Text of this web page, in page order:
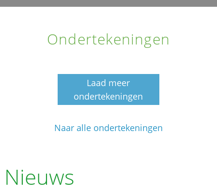
Ondertekeningen
Laad meer
ondertekeningen
Naar alle ondertekeningen
Nieuws